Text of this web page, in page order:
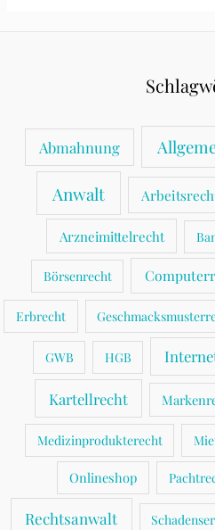
Verstosses
gegen
Verhältnimässigkeitsgrundsatz
Abmahnung
Anwalt
Arzneimittelrecht
Börsenrecht
Erbrecht
GWB HGB
Kartellrecht
Medizinprodukterecht
Onlineshop
Rechtsanwalt